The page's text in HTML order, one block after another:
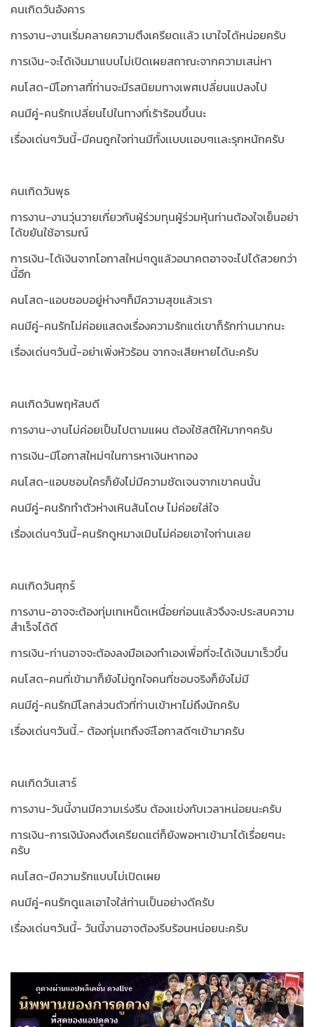
คนเกิดวันอังคาร
การงาน-งานเริ่มคลายความตึงเครียดเเล้ว เบาใจได้หน่อยครับ
การเงิน-จะได้เงินมาแบบไม่เปิดเผยสถาณะจากความเสน่หา
คนโสด-มีโอกาสที่ท่านจะมีรสนิยมทางเพศเปลี่ยนแปลงไป
คนมีคู่-คนรักเปลี่ยนไปในทางที่เร้าร้อนขึ้นนะ
เรื่องเด่นๆวันนี้-มีคนถูกใจท่านมีทั้งเเบบเเอบๆเเละรุกหนักครับ
คนเกิดวันพุธ
การงาน-งานวุ่นวายเกี่ยวกับผู้ร่วมทุนผู้ร่วมหุ้นท่านต้องใจเย็นอย่า
ได้ขยันใช้อารมณ์
การเงิน-ได้เงินจากโอกาสใหม่ๆดูแล้วอนาคตอาจจะไปได้สวยกว่า
นี้อีก
คนโสด-แอบชอบอยู่ห่างๆก็มีความสุขแล้วเรา
คนมีคู่-คนรักไม่ค่อยแสดงเรื่องความรักแต่เขาก็รักท่านมากนะ
เรื่องเด่นๆวันนี้-อย่าเพิ่งหัวร้อน จากจะเสียหายได้นะครับ
คนเกิดวันพฤหัสบดี
การงาน-งานไม่ค่อยเป็นไปตามแผน ต้องใช้สติให้มากๆครับ
การเงิน-มีโอกาสใหม่ๆในการหาเงินหาทอง
คนโสด-แอบชอบใครก็ยังไม่มีความชัดเจนจากเขาคนนั้น
คนมีคู่-คนรักทำตัวห่างเหินสันโดษ ไม่ค่อยใส่ใจ
เรื่องเด่นๆวันนี้-คนรักดูหมางเมินไม่ค่อยเอาใจท่านเลย
คนเกิดวันศุกร์
การงาน-อาจจะต้องทุ่มเทเหน็ดเหนื่อยก่อนแล้วจึงจะประสบความ
สำเร็จได้ดี
การเงิน-ท่านอาจจะต้องลงมือเองทำเองเพื่อที่จะได้เงินมาเร็วขึ้น
คนโสด-คนที่เข้ามาก็ยังไม่ถูกใจคนที่ชอบจริงก็ยังไม่มี
คนมีคู่-คนรักมีโลกส่วนตัวที่ท่านเข้าหาไม่ถึงนักครับ
เรื่องเด่นๆวันนี้.- ต้องทุ่มเทถึงจะีโอกาสดีๆเข้ามาครับ
คนเกิดวันเสาร์
การงาน-วันนี้งานมีความเร่งรีบ ต้องเเข่งกับเวลาหน่อยนะครับ
การเงิน-การเงินังคงตึงเครียดแต่ก็ยังพอหาเข้ามาได้เรื่อยๆนะ
ครับ
คนโสด-มีความรักแบบไม่เปิดเผย
คนมีคู่-คนรักดูแลเอาใจใส่ท่านเป็นอย่างดีครับ
เรื่องเด่นๆวันนี้- วันนี้งานอาจต้องรีบร้อนหน่อยนะครับ